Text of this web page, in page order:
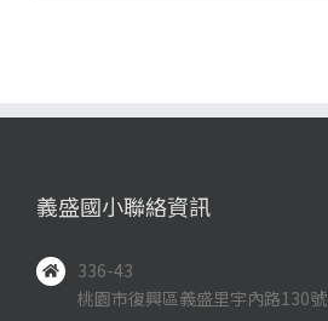
義盛國小聯絡資訊
336-43
桃園市復興區義盛里宇內路130號